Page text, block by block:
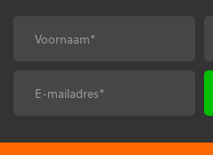
Voornaam*